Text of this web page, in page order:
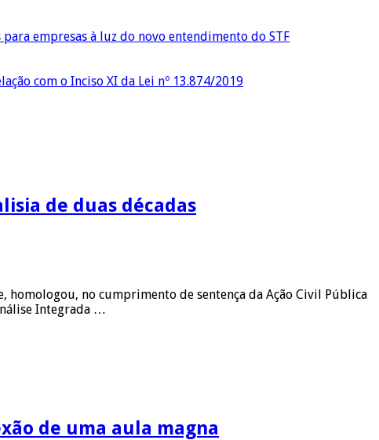
empresas à luz do novo entendimento do STF
com o Inciso XI da Lei nº 13.874/2019
de duas décadas
homologou, no cumprimento de sentença da Ação Civil Pública
Integrada …
de uma aula magna